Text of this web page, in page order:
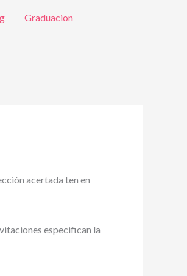
Graduacion
acertada ten en
especifican la